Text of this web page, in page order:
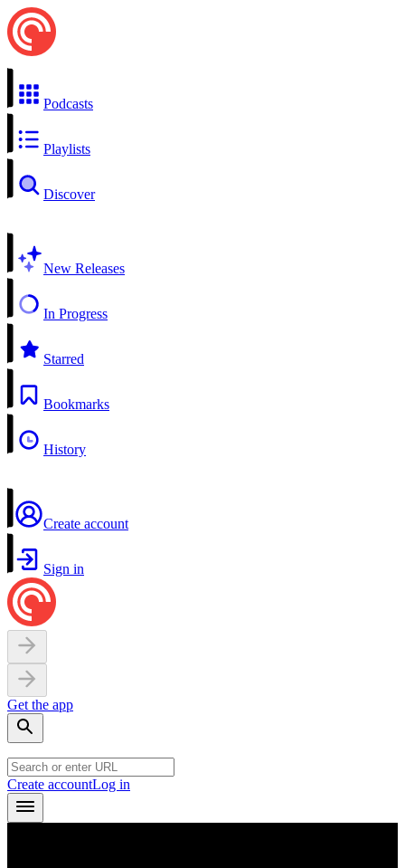
Podcasts
Playlists
Discover
New Releases
In Progress
Starred
Bookmarks
History
Create account
Sign in
Get the app
Create accountLog in